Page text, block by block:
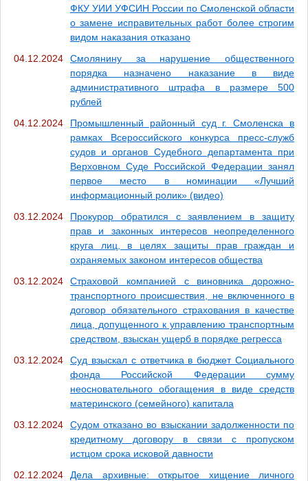
ФКУ УИИ УФСИН России по Смоленской области
о замене исправительных работ более строгим
видом наказания отказано
04.12.2024
Смолянину за нарушение общественного
порядка назначено наказание в виде
административного штрафа в размере 500
рублей
04.12.2024
Промышленный районный суд г. Смоленска в
рамках Всероссийского конкурса пресс-служб
судов и органов Судебного департамента при
Верховном Суде Российской Федерации занял
первое место в номинации «Лучший
информационный ролик» (видео)
03.12.2024
Прокурор обратился с заявлением в защиту
прав и законных интересов неопределенного
круга лиц, в целях защиты прав граждан и
охраняемых законом интересов общества
03.12.2024
Страховой компанией с виновника дорожно-
транспортного происшествия, не включенного в
договор обязательного страхования в качестве
лица, допущенного к управлению транспортным
средством, взыскан ущерб в порядке регресса
03.12.2024
Суд взыскал с ответчика в бюджет Социального
фонда Российской Федерации сумму
неосновательного обогащения в виде средств
материнского (семейного) капитала
03.12.2024
Судом отказано во взыскании задолженности по
кредитному договору в связи с пропуском
истцом срока исковой давности
02.12.2024
Дела архивные: открытое хищение личного